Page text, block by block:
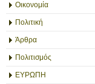
Οικονομία
Πολιτική
Άρθρα
Πολιτισμός
ΕΥΡΩΠΗ